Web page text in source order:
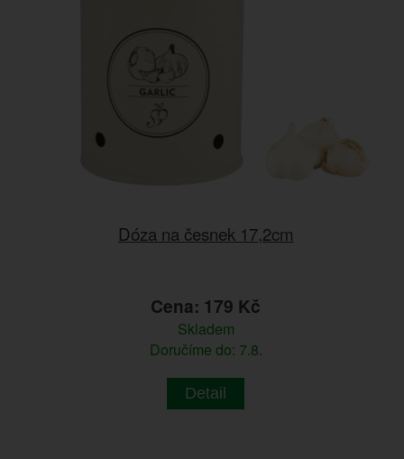
Dóza na česnek 17,2cm
Cena: 179 Kč
Skladem
Doručíme do: 7.8.
Detail